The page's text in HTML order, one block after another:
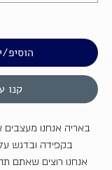
קנו
באריה אנחנו
בקפידה ובדגש
אנחנו רוצים שאתם